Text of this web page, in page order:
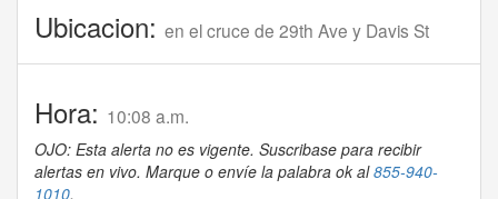
Ubicacion: en el cruce de 29th Ave y Davis St
Hora: 10:08 a.m.
OJO: Esta alerta no es vigente. Suscribase para recibir
alertas en vivo. Marque o envíe la palabra ok al855-940-
1010.